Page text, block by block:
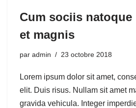
Cum sociis
et magnis
par admin 23 octobre 2018
Lorem ipsum dolor sit amet,
elit. Duis risus. Nullam sit amet
gravida vehicula. Integer